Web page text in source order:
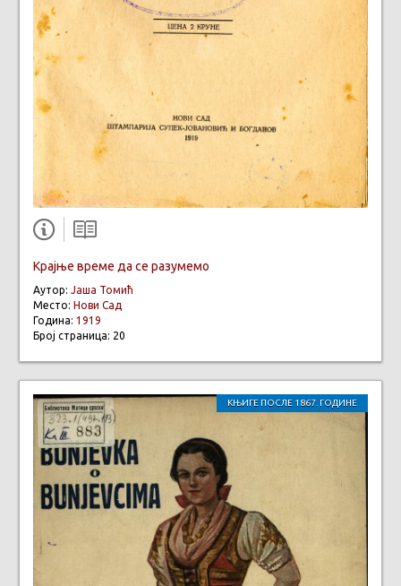
Крајње време да се разумемо
Аутор: Јаша Томић
Место: Нови Сад
Година: 1919
Број страница: 20
КЊИГЕ ПОСЛЕ 1867. ГОДИНЕ